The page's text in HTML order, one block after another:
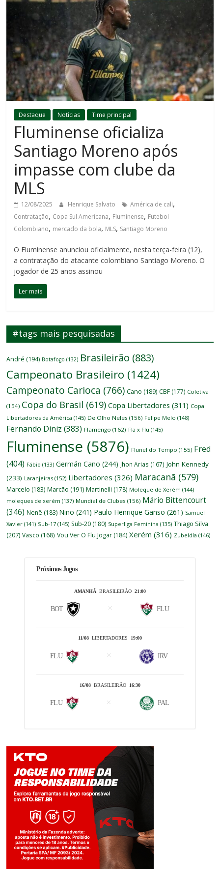
Destaque Notícias Time principal
Fluminense oficializa
Santiago Moreno após
impasse com clube da
MLS
12/08/2025 Henrique Salvato América de cali,
Contratação, Copa Sul Americana, Fluminense, Futebol
Colombiano, mercado da bola, MLS, Santiago Moreno
O Fluminense anunciou oficialmente, nesta terça-feira (12),
a contratação do atacante colombiano Santiago Moreno. O
jogador de 25 anos assinou
Ler mais
#tags mais pesquisadas
André (194) Botafogo (132) Brasileirão (883)
Campeonato Brasileiro (1424)
Campeonato Carioca (766) Cano (189) CBF (177) Coletiva
(154) Copa do Brasil (619) Copa Libertadores (311) Copa
Libertadores da América (145) De Olho Neles (156) Felipe Melo (148)
Fernando Diniz (383) Flamengo (162) Fla x Flu (145)
Fluminense (5876) Flunel do Tempo (155) Fred
(404) Fábio (133) Germán Cano (244) Jhon Arias (167) John Kennedy
(233) Laranjeiras (152) Libertadores (326) Maracanã (579)
Marcelo (183) Marcão (191) Martinelli (178) Moleque de Xerém (144)
moleques de xerém (137) Mundial de Clubes (156) Mário Bittencourt
(346) Nenê (183) Nino (241) Paulo Henrique Ganso (261) Samuel
Xavier (141) Sub-17 (145) Sub-20 (180) Superliga Feminina (135) Thiago Silva
(207) Vasco (168) Vou Ver O Flu Jogar (184) Xerém (316) Zubeldía (146)
Próximos Jogos
AMANHÃBRASILEIRÃO 21:00
BOT FLU
11/08LIBERTADORES 19:00
FLU IRV
16/08BRASILEIRÃO 16:30
FLU PAL